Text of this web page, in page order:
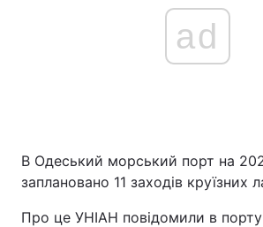
ad
В Одеський морський порт на
заплановано 11 заходів круїзних
Про це УНІАН повідомили в